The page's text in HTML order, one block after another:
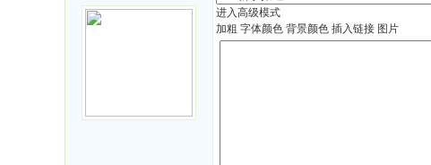
进入高级模式
加粗 字体颜色 背景颜色 插入链接 图片